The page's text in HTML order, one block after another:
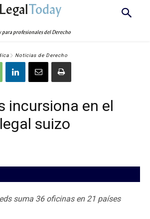
LegalToday
para profesionales del Derecho
Noticias de Derecho
incursiona en el
suizo
suma 36 oficinas en 21 países